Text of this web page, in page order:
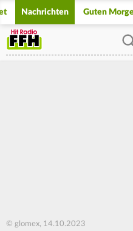
Nachrichten Guten
© glomex, 14.10.2023